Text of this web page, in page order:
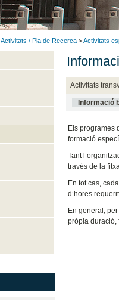
Activitats / Pla de Recerca >Activitats
Activitats
Informació
Els programes
formació
Tant
través de la
En tot cas,
d’hores
En general,
pròpia duració,